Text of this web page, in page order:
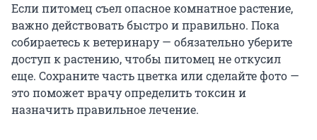
Если питомец съел опасное комнатное растение,
важно действовать быстро и правильно. Пока
собираетесь к ветеринару — обязательно уберите
доступ к растению, чтобы питомец не откусил
еще. Сохраните часть цветка или сделайте фото —
это поможет врачу определить токсин и
назначить правильное лечение.